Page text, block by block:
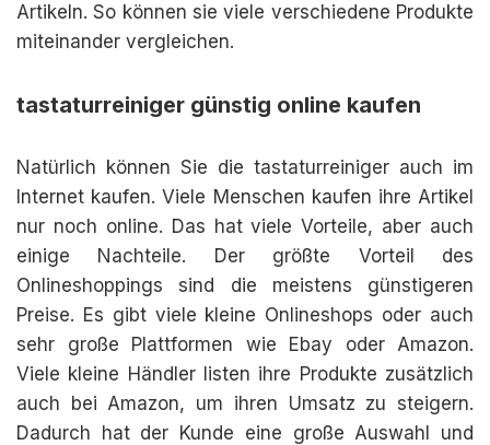
Artikeln. So können sie viele verschiedene Produkte
miteinander vergleichen.
tastaturreiniger günstig online kaufen
Natürlich können Sie die tastaturreiniger auch im
Internet kaufen. Viele Menschen kaufen ihre Artikel
nur noch online. Das hat viele Vorteile, aber auch
einige Nachteile. Der größte Vorteil des
Onlineshoppings sind die meistens günstigeren
Preise. Es gibt viele kleine Onlineshops oder auch
sehr große Plattformen wie Ebay oder Amazon.
Viele kleine Händler listen ihre Produkte zusätzlich
auch bei Amazon, um ihren Umsatz zu steigern.
Dadurch hat der Kunde eine große Auswahl und